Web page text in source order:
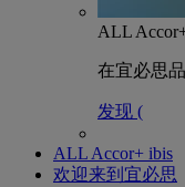
ALL
在宜必思
发现 (
ALL Accor+ ibis
欢迎来到宜必思